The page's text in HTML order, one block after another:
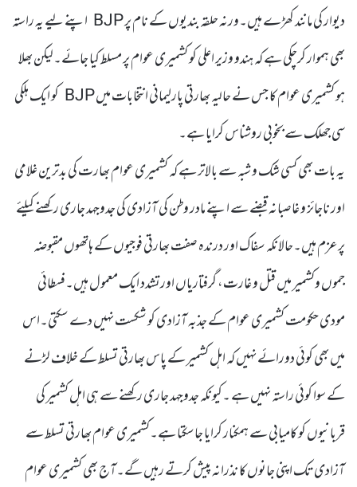
دیوار کی مانند کھڑے ہیں۔ورنہ حلقہ بندیوں کے نام پر BJP اپنے لیے یہ راستہ
بھی ہموار کرچکی ہے کہ ہندو وزیر اعلی کو کشمیری عوام پر مسلط کیا جائے۔لیکن بھلا
ہو کشمیری عوام کا جس نے حالیہ بھارتی پارلیمانی انتخابات میں BJP کو ایک ہلکی
سی جھلک سے بخوبی روشناس کرایا ہے۔
یہ بات بھی کسی شک و شبہ سے بالاتر ہے کہ کشمیری عوام بھارت کی بدترین غلامی
اور ناجائز و غاصبانہ قبضے سے اپنے مادر وطن کی آزادی کی جدوجہد جاری رکھنے کیلئے
پرعزم ہیں۔حالانکہ سفاک اور درندہ صفت بھارتی فوجیوں کے ہاتھوں مقبوضہ
جموں وکشمیر میں قتل و غارت، گرفتاریاں اورتشدد ایک معمول ہیں۔فسطائی
مودی حکومت کشمیری عوام کے جذبہ آزادی کو شکست نہیں دے سکتی۔اس
میں بھی کوئی دورائے نہیں کہ اہل کشمیر کے پاس بھارتی تسلط کے خلاف لڑنے
کے سوا کوئی راستہ نہیں ہے ۔کیونکہ جدوجہد جاری رکھنے سے ہی اہل کشمیر کی
قربانیوں کو کامیابی سے ہمکنار کرایا جاسکتا ہے۔کشمیری عوام بھارتی تسلط سے
آزادی تک اپنی جانوں کا نذرانہ پیش کرتے رہیں گے۔آج بھی کشمیری عوام